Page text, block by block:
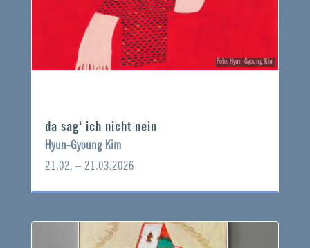
Foto: Hyun-Gyoung Kim
da sag‘ ich nicht nein
Hyun-Gyoung Kim
21.02. – 21.03.2026